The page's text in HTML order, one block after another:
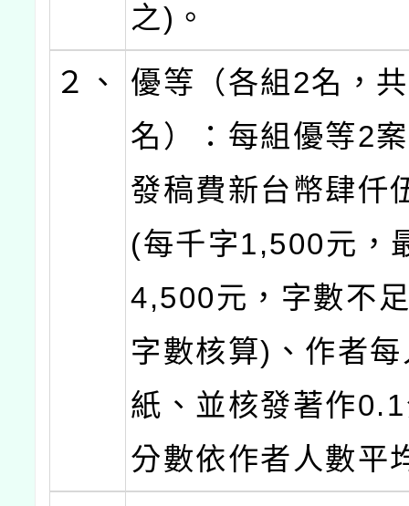
之)。
２、
優等（各組2名，
名）：每組優等2
發稿費新台幣肆仟
(每千字1,500元，
4,500元，字數不
字數核算)、作者
紙、並核發著作
分數依作者人數平